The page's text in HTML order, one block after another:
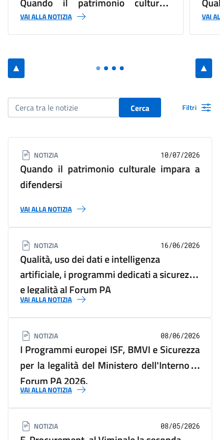
impara a difendersi
VAI ALLA NOTIZIA VAI
Cerca Filtri
NOTIZIA 10/07/2026
Quando il patrimonio culturale impara a
difendersi
VAI ALLA NOTIZIA
NOTIZIA 16/06/2026
Qualità, uso dei dati e intelligenza
artificiale, i programmi dedicati a sicurezza
e legalità al Forum PA
VAI ALLA NOTIZIA
NOTIZIA 08/06/2026
I Programmi europei ISF, BMVI e Sicurezza
per la legalità del Ministero dell'Interno al
Forum PA 2026.
VAI ALLA NOTIZIA
NOTIZIA 08/05/2026